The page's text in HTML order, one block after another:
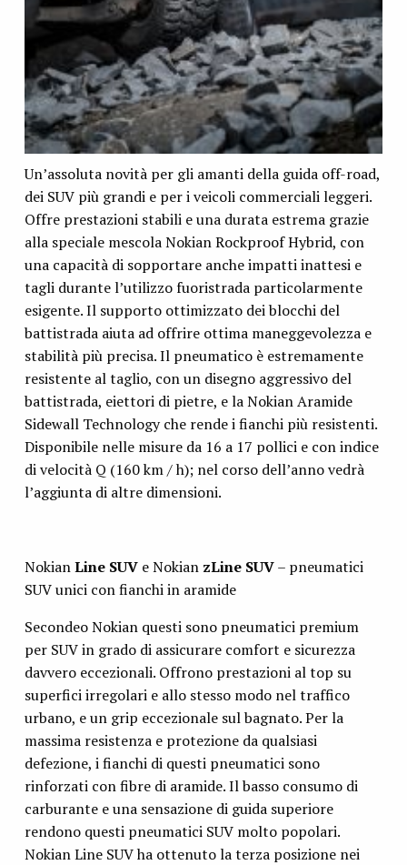
Un’assoluta novità per gli amanti della guida off-road,
dei SUV più grandi e per i veicoli commerciali leggeri.
Offre prestazioni stabili e una durata estrema grazie
alla speciale mescola Nokian Rockproof Hybrid, con
una capacità di sopportare anche impatti inattesi e
tagli durante l’utilizzo fuoristrada particolarmente
esigente. Il supporto ottimizzato dei blocchi del
battistrada aiuta ad offrire ottima maneggevolezza e
stabilità più precisa. Il pneumatico è estremamente
resistente al taglio, con un disegno aggressivo del
battistrada, eiettori di pietre, e la Nokian Aramide
Sidewall Technology che rende i fianchi più resistenti.
Disponibile nelle misure da 16 a 17 pollici e con indice
di velocità Q (160 km / h); nel corso dell’anno vedrà
l’aggiunta di altre dimensioni.
NokianLine SUVe Nokian zLine SUV– pneumatici
SUV unici con fianchi in aramide
Secondeo Nokian questi sono pneumatici premium
per SUV in grado di assicurare comfort e sicurezza
davvero eccezionali. Offrono prestazioni al top su
superfici irregolari e allo stesso modo nel traffico
urbano, e un grip eccezionale sul bagnato. Per la
massima resistenza e protezione da qualsiasi
defezione, i fianchi di questi pneumatici sono
rinforzati con fibre di aramide. Il basso consumo di
carburante e una sensazione di guida superiore
rendono questi pneumatici SUV molto popolari.
Nokian Line SUV ha ottenuto la terza posizione nei